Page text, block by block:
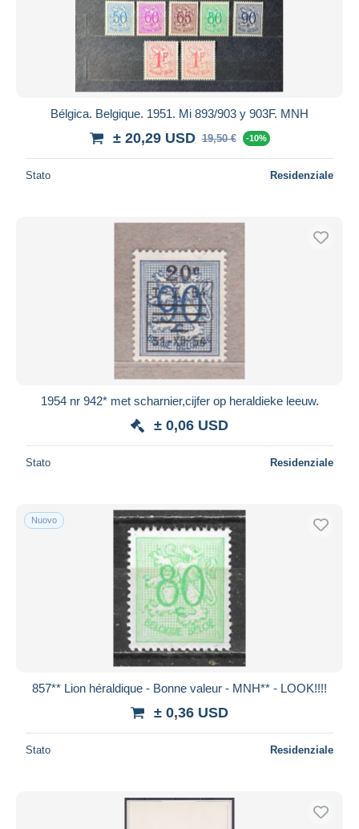
Bélgica. Belgique. 1951. Mi 893/903 y 903F. MNH
± 20,29 USD 19,50 € -10%
Stato Residenziale
1954 nr 942* met scharnier,cijfer op heraldieke leeuw.
± 0,06 USD
Stato Residenziale
Nuovo
857** Lion héraldique - Bonne valeur - MNH** - LOOK!!!!
± 0,36 USD
Stato Residenziale